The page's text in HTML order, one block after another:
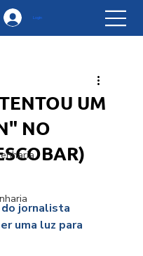
Login
UM
NO
jornalista
uma luz para